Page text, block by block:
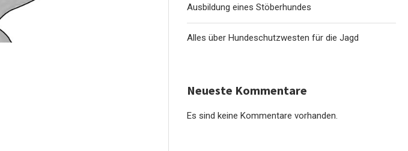
Ausbildung eines Stöberhundes
Alles über Hundeschutzwesten für die Jagd
Neueste Kommentare
Es sind keine Kommentare vorhanden.